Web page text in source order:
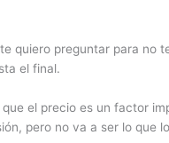
quiero preguntar para no
el final.
que el precio es un factor
pero no va a ser lo que